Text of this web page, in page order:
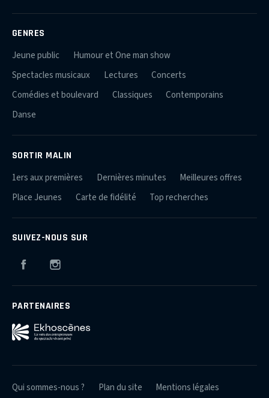
GENRES
Jeune public
Humour et One man show
Spectacles musicaux
Lectures
Concerts
Comédies et boulevard
Classiques
Contemporains
Danse
SORTIR MALIN
1ers aux premières Dernières minutes
Meilleures offres
Place Jeunes
Carte de fidélité Top recherches
SUIVEZ-NOUS SUR
Facebook
PARTENAIRES
Qui sommes-nous ? Plan du site Mentions légales